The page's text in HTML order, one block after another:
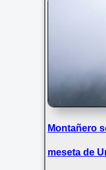
Montañero
meseta de